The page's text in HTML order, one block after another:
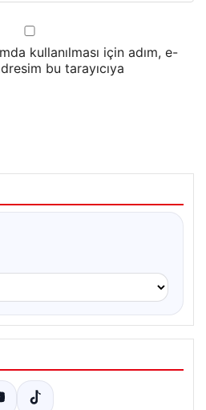
kullanılması için adım, e-
bu tarayıcıya